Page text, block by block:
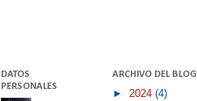
DATOS
PERSONALES
ARCHIVO DEL BLOG
► 2024 (4)